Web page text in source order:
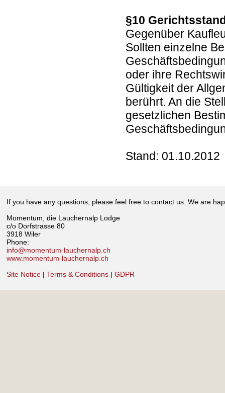
§10
Gegenüber
Sollten einzelne
oder ihre
Gültigkeit der
berührt. An die
gesetzlichen
Stand: 01.10.2012
If you have any questions, please feel free to contact us. We are
Momentum, die Lauchernalp Lodge
c/o Dorfstrasse 80
3918 Wiler
Phone:
info@momentum-lauchernalp.ch
www.momentum-lauchernalp.ch
Site Notice | Terms & Conditions | GDPR